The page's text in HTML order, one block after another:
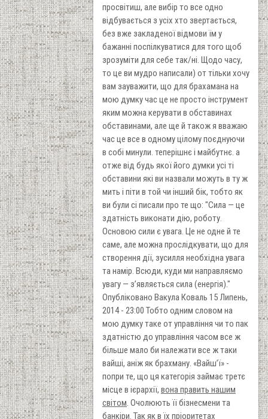
просвітиш, але вибір то все одно
відбувається з усіх хто звертається,
без вже закладеної відмови їм у
бажанні поспілкуватися для того щоб
зрозуміти для себе так/ні. Щодо часу,
то це ви мудро написали) от тільки хочу
вам зауважити, що для брахамана на
мою думку час це не просто інструмент
яким можна керувати в обставинах
обставинами, але ще й також я вважаю
час це все в одному цілому поєднуючи
в собі минули. теперішнє і майбутнє. а
отже від будь якої його думки усі ті
обставини які ви назвали можуть в ту ж
мить і піти в той чи інший бік, тобто як
ви були сі писали про те що: "Сила — це
здатність виконати дію, роботу.
Основою сили є увага. Це не одне й те
саме, але можна прослідкувати, що для
створення дії, зусилля необхідна увага
та намір. Всюди, куди ми направляємо
увагу — з’являється сила (енергія)."
Опубліковано Вакула Коваль 15 Липень,
2014 - 23:00 Тобто одним словом на
мою думку таке от управління чи то пак
здатністю до управління часом все ж
більше мало би належати все ж таки
вайші, аніж як брахману. «Вайш’ї» -
попри те, що ця категорія займає третє
місце в ієрархії, вона править нашим
світом. Очолюють її бізнесмени та
банкіри. Так як в їх пріоритетах